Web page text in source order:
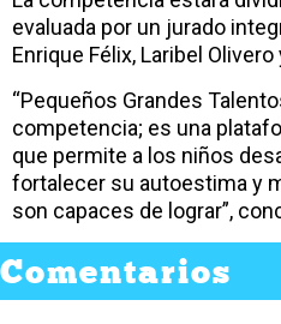
evaluada por un jurado
Enrique Félix, Laribel Olivero
“Pequeños Grandes
competencia; es una
que permite a los niños
fortalecer su autoestima y
son capaces de lograr”,
Comentarios